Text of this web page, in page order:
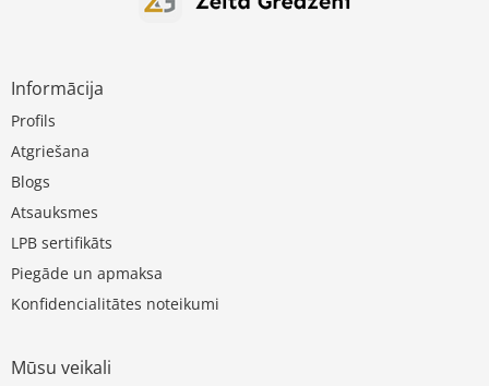
Informācija
Profils
Atgriešana
Blogs
Atsauksmes
LPB sertifikāts
Piegāde un apmaksa
Konfidencialitātes noteikumi
Mūsu veikali